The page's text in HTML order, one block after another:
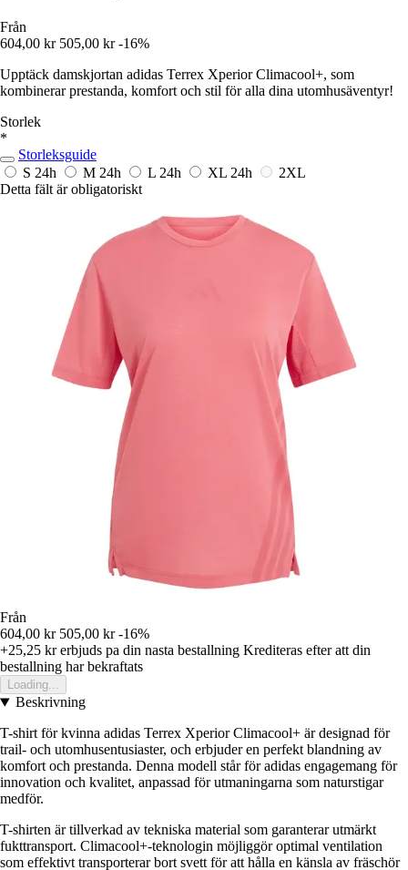
Från
604,00 kr 505,00 kr -16%
Upptäck damskjortan adidas Terrex Xperior Climacool+, som
kombinerar prestanda, komfort och stil för alla dina utomhusäventyr!
Storlek
*
Storleksguide
S 24h M 24h L 24h XL 24h
2XL
Detta fält är obligatoriskt
Från
604,00 kr 505,00 kr -16%
+25,25 krerbjuds pa din nasta bestallning Krediteras efter att din
bestallning har bekraftats
Loading...
Beskrivning
T-shirt för kvinna adidas Terrex Xperior Climacool+ är designad för
trail- och utomhusentusiaster, och erbjuder en perfekt blandning av
komfort och prestanda. Denna modell står för adidas engagemang för
innovation och kvalitet, anpassad för utmaningarna som naturstigar
medför.
T-shirten är tillverkad av tekniska material som garanterar utmärkt
fukttransport. Climacool+-teknologin möjliggör optimal ventilation
som effektivt transporterar bort svett för att hålla en känsla av fräschör